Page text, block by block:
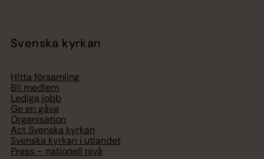
Svenska kyrkan
Hitta församling
Bli medlem
Lediga jobb
Ge en gåva
Organisation
Act Svenska kyrkan
Svenska kyrkan i utlandet
Press – nationell nivå